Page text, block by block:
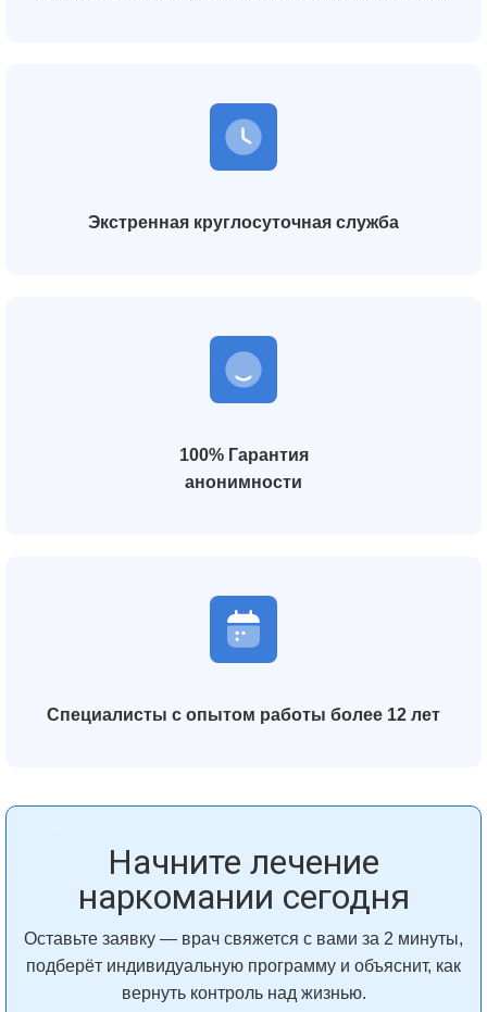
Экстренная круглосуточная служба
100% Гарантия
анонимности
Специалисты с опытом работы более 12 лет
Начните лечение
наркомании сегодня
Оставьте заявку — врач свяжется с вами за 2 минуты,
подберёт индивидуальную программу и объяснит, как
вернуть контроль над жизнью.